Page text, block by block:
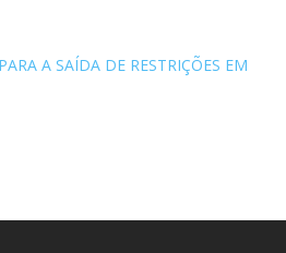
A SAÍDA DE RESTRIÇÕES EM